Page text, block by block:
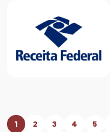
1 2 3 4 5